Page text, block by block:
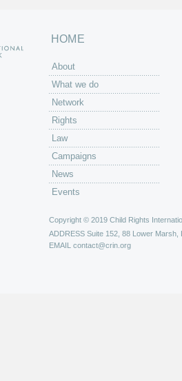
HOME
About
What we do
Network
Rights
Law
Campaigns
News
Events
Copyright © 2019 Child Rights
ADDRESS Suite 152, 88 Lower Marsh,
EMAIL contact@crin.org